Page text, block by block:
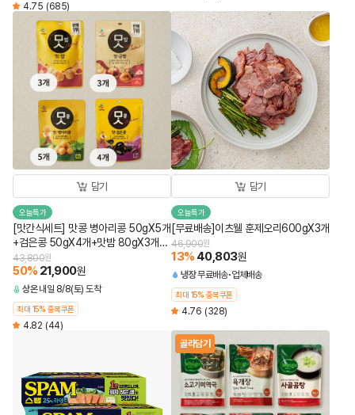
4.75 (685)
담기
오늘특가
[맛간식세트] 맛콩 병아리콩 50gX5개
+검은콩 50gX4개+맛밤 80gX3개
+맛군밤 60gX3개 (총 15개)
43,800원
50% 21,900원
상온 내일 8/8(토) 도착
최대 15% 중복쿠폰
4.82 (44)
담기
오늘특가
[무료배송]이츠웰 훈제오리600gX3개
46,900원
13% 40,803원
냉장무료배송 업체배송
최대 15% 중복쿠폰
4.76 (328)
골라담기